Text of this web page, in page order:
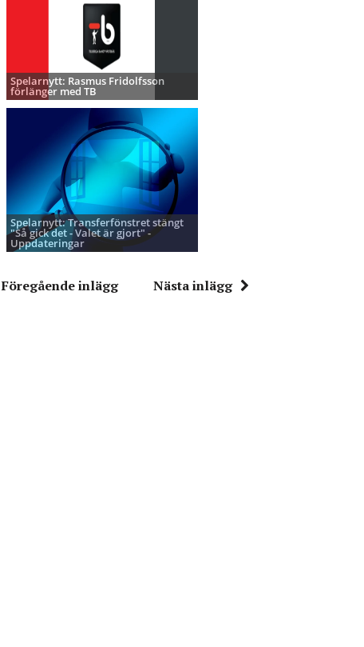
Spelarnytt: Rasmus Fridolfsson
förlänger med TB
Spelarnytt: Transferfönstret stängt
"Så gick det - Valet är gjort" -
Uppdateringar
Föregående inlägg Nästa inlägg